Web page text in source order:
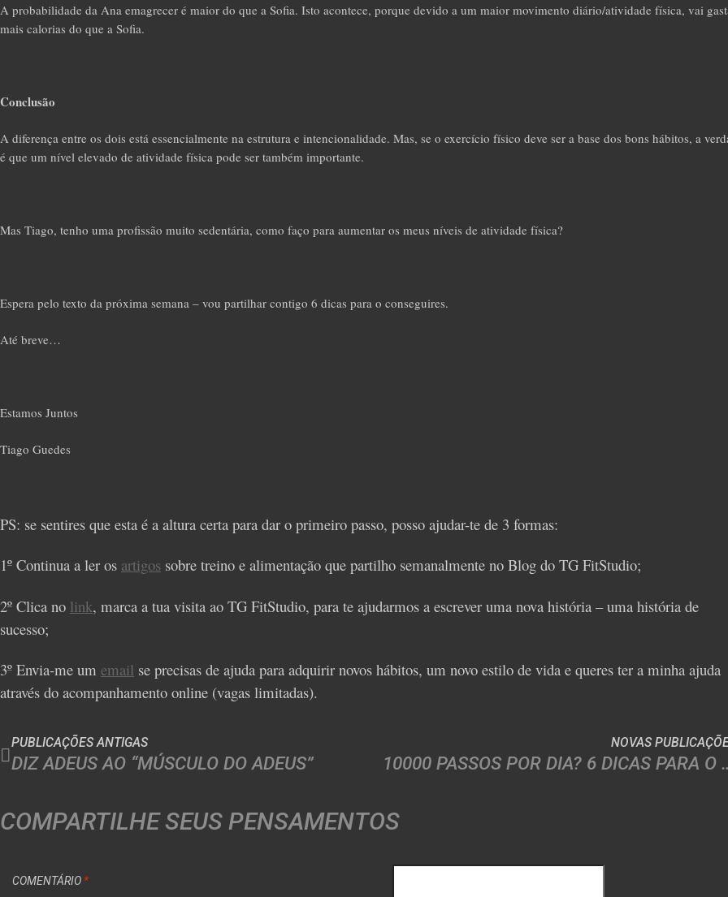
A probabilidade da Ana emagrecer é maior do que a Sofia. Isto acontece, porque devido a um maior movimento diário/atividade física, vai
mais calorias do que a Sofia.
Conclusão
A diferença entre os dois está essencialmente na estrutura e intencionalidade. Mas, se o exercício físico deve ser a base dos bons hábitos, a
é que um nível elevado de atividade física pode ser também importante.
Mas Tiago, tenho uma profissão muito sedentária, como faço para aumentar os meus níveis de atividade física?
Espera pelo texto da próxima semana – vou partilhar contigo 6 dicas para o conseguires.
Até breve…
Estamos Juntos
Tiago Guedes
PS: se sentires que esta é a altura certa para dar o primeiro passo, posso ajudar-te de 3 formas:
1º Continua a ler os artigos sobre treino e alimentação que partilho semanalmente no Blog do TG FitStudio;
2º Clica no link, marca a tua visita ao TG FitStudio, para te ajudarmos a escrever uma nova história – uma história de
sucesso;
3º Envia-me um email se precisas de ajuda para adquirir novos hábitos, um novo estilo de vida e queres ter a minha ajuda
através do acompanhamento online (vagas limitadas).
DIZ ADEUS AO “MÚSCULO DO ADEUS”
PUBLICAÇÕES ANTIGAS
10000 PASSOS
NOVAS
COMPARTILHE SEUS PENSAMENTOS
COMENTÁRIO *